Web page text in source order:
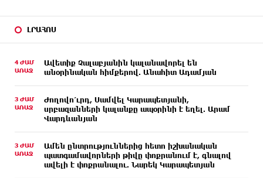
ԼՐԱՀՈՍ
4 ԺԱՄ
ԱՌԱՋ
Ավետիք Չալաբյանին կալանավորել են
անօրինական հիմքերով. Անահիտ Ադամյան
3 ԺԱՄ
ԱՌԱՋ
Ժողովո՛ւրդ, Սամվել Կարապետյանի,
սրբազանների կալանքը ապօրինի է եղել. Արամ
Վարդևանյան
3 ԺԱՄ
ԱՌԱՋ
Ամեն ընտրություններից հետո իշխանական
պատգամավորների թիվը փոքրանում է, գնալով
ավելի է փոքրանալու. Նարեկ Կարապետյան